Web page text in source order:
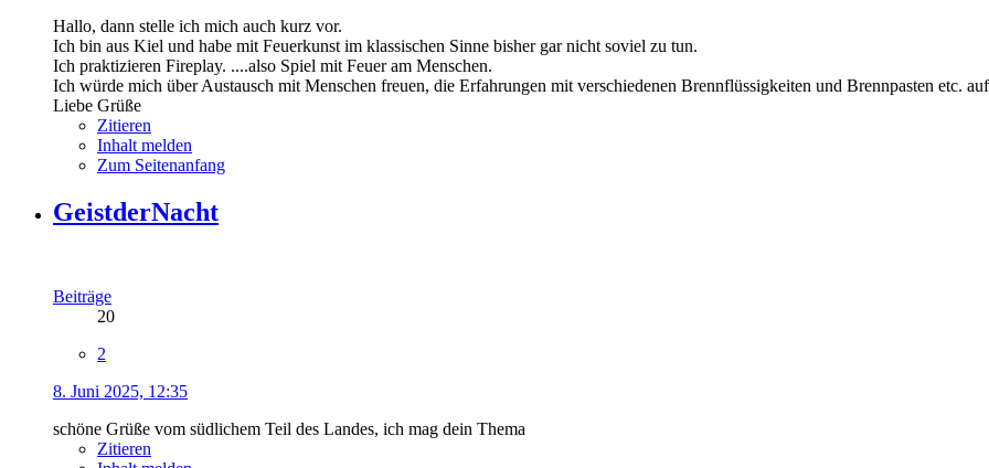
Hallo, dann stelle ich mich auch kurz vor.
Ich bin aus Kiel und habe mit Feuerkunst im klassischen Sinne bisher gar nicht soviel zu tun.
Ich praktizieren Fireplay. ....also Spiel mit Feuer am Menschen.
Ich würde mich über Austausch mit Menschen freuen, die Erfahrungen mit verschiedenen Brennflüssigkeiten und Brennpasten etc.
Liebe Grüße
Zitieren
Inhalt melden
Zum Seitenanfang
GeistderNacht
Beiträge
20
2
8. Juni 2025, 12:35
schöne Grüße vom südlichem Teil des Landes, ich mag dein Thema
Zitieren